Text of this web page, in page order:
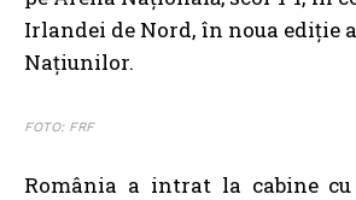
Irlandei de Nord, în noua ediție
Națiunilor.
FOTO: FRF
România a intrat la cabine cu